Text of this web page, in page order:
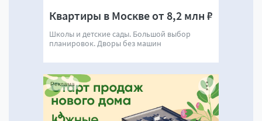
Квартиры в Москве от 8,2 млн ₽
Школы и детские сады. Большой выбор
планировок. Дворы без машин
Реклама